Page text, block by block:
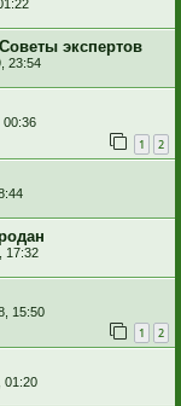
экспертов
23:54
00:36
1 2
17:32
15:50
1 2
01:20